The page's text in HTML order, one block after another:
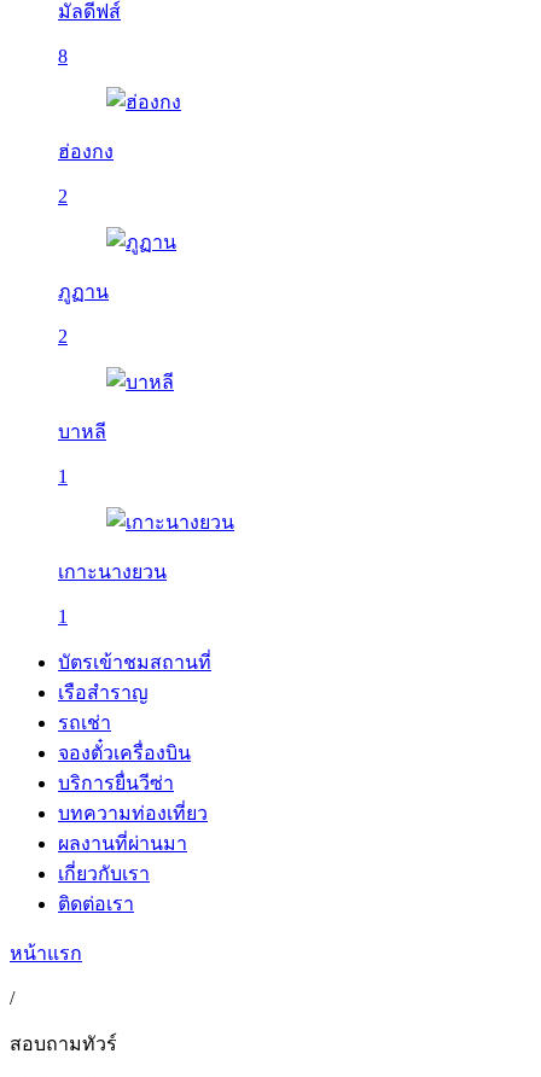
มัลดีฟส์
8
ฮ่องกง
2
ภูฏาน
2
บาหลี
1
เกาะนางยวน
1
บัตรเข้าชมสถานที่
เรือสำราญ
รถเช่า
จองตั๋วเครื่องบิน
บริการยื่นวีซ่า
บทความท่องเที่ยว
ผลงานที่ผ่านมา
เกี่ยวกับเรา
ติดต่อเรา
หน้าแรก
/
สอบถามทัวร์